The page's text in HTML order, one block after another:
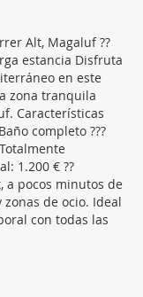
Alt, Magaluf ??
estancia Disfruta
en este
zona tranquila
Características
completo ???
1.200 € ??
a pocos minutos de
de ocio. Ideal
con todas las